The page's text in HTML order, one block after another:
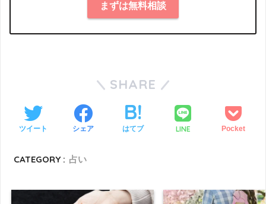
まずは無料相談
SHARE
ツイート シェア はてブ LINE Pocket
CATEGORY : 占い